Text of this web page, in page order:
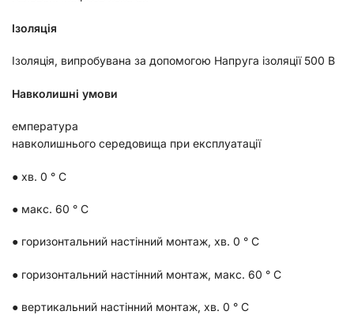
Ізоляція
Ізоляція, випробувана за допомогою Напруга ізоляції 500 В
Навколишні умови
емпература
навколишнього середовища при експлуатації
● хв. 0 ° C
● макс. 60 ° C
● горизонтальний настінний монтаж, хв. 0 ° C
● горизонтальний настінний монтаж, макс. 60 ° C
● вертикальний настінний монтаж, хв. 0 ° C